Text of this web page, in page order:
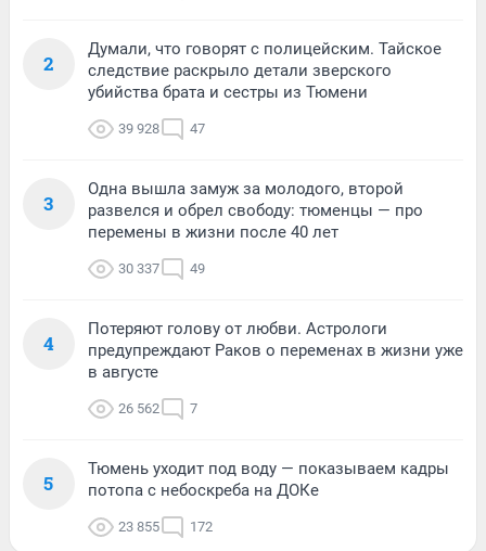
2
Думали, что говорят с полицейским. Тайское
следствие раскрыло детали зверского
убийства брата и сестры из Тюмени
39 928 47
3
Одна вышла замуж за молодого, второй
развелся и обрел свободу: тюменцы — про
перемены в жизни после 40 лет
30 337 49
4
Потеряют голову от любви. Астрологи
предупреждают Раков о переменах в жизни уже
в августе
26 562 7
5
Тюмень уходит под воду — показываем кадры
потопа с небоскреба на ДОКе
23 855 172